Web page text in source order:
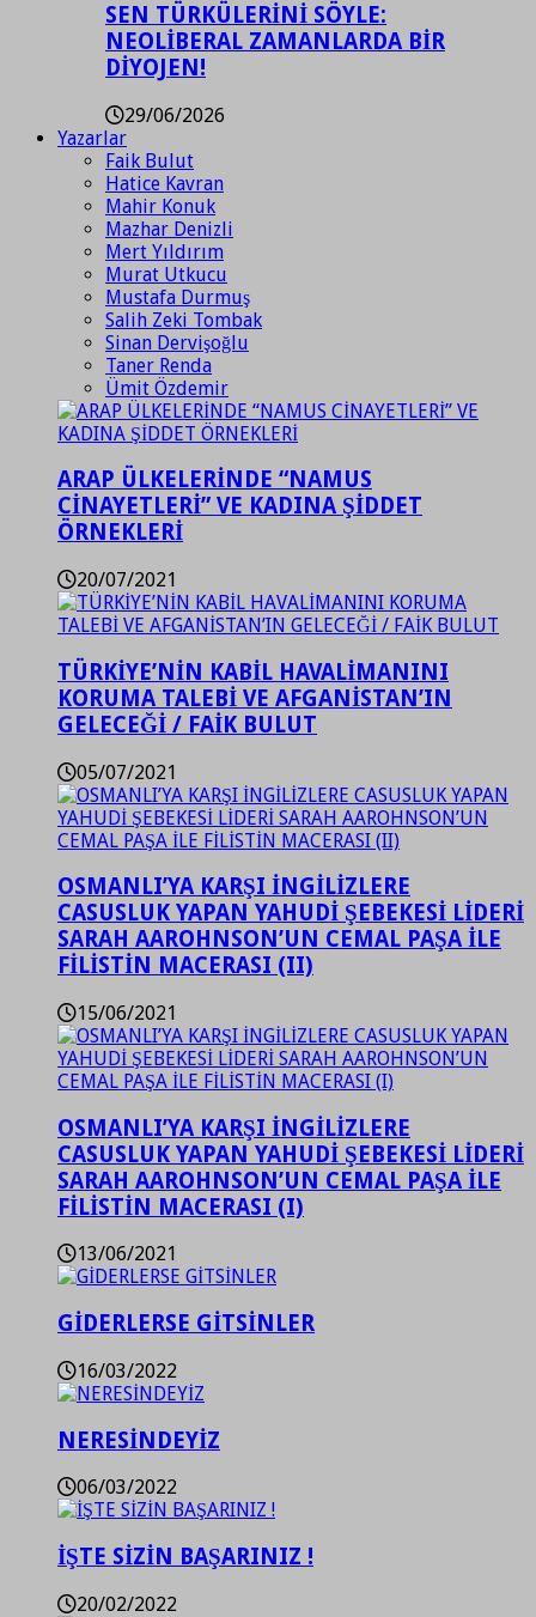
SEN TÜRKÜLERİNİ SÖYLE:
NEOLİBERAL ZAMANLARDA BİR
DİYOJEN!
29/06/2026
Yazarlar
Faik Bulut
Hatice Kavran
Mahir Konuk
Mazhar Denizli
Mert Yıldırım
Murat Utkucu
Mustafa Durmuş
Salih Zeki Tombak
Sinan Dervişoğlu
Taner Renda
Ümit Özdemir
ARAP ÜLKELERİNDE “NAMUS
CİNAYETLERİ” VE KADINA ŞİDDET
ÖRNEKLERİ
20/07/2021
TÜRKİYE’NİN KABİL HAVALİMANINI
KORUMA TALEBİ VE AFGANİSTAN’IN
GELECEĞİ / FAİK BULUT
05/07/2021
OSMANLI’YA KARŞI İNGİLİZLERE
CASUSLUK YAPAN YAHUDİ ŞEBEKESİ LİDERİ
SARAH AAROHNSON’UN CEMAL PAŞA İLE
FİLİSTİN MACERASI (II)
15/06/2021
OSMANLI’YA KARŞI İNGİLİZLERE
CASUSLUK YAPAN YAHUDİ ŞEBEKESİ LİDERİ
SARAH AAROHNSON’UN CEMAL PAŞA İLE
FİLİSTİN MACERASI (I)
13/06/2021
GİDERLERSE GİTSİNLER
16/03/2022
NERESİNDEYİZ
06/03/2022
İŞTE SİZİN BAŞARINIZ !
20/02/2022